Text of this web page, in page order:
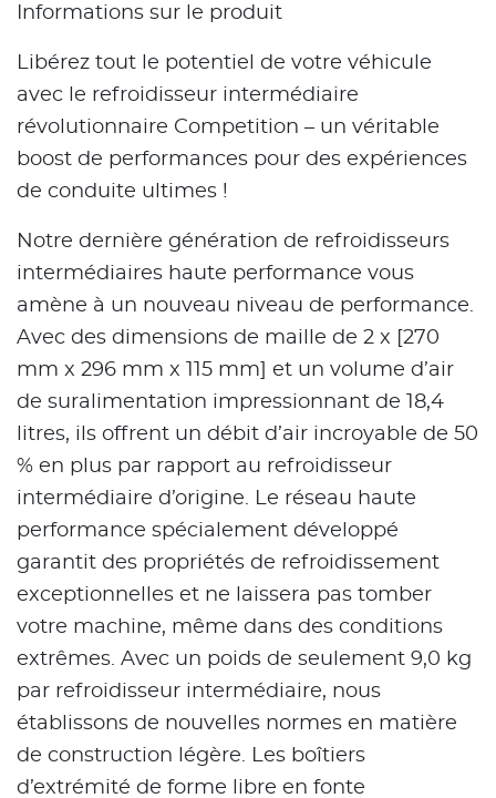
Informations sur le produit
Libérez tout le potentiel de votre véhicule
avec le refroidisseur intermédiaire
révolutionnaire Competition – un véritable
boost de performances pour des expériences
de conduite ultimes !
Notre dernière génération de refroidisseurs
intermédiaires haute performance vous
amène à un nouveau niveau de performance.
Avec des dimensions de maille de 2 x [270
mm x 296 mm x 115 mm] et un volume d’air
de suralimentation impressionnant de 18,4
litres, ils offrent un débit d’air incroyable de 50
% en plus par rapport au refroidisseur
intermédiaire d’origine. Le réseau haute
performance spécialement développé
garantit des propriétés de refroidissement
exceptionnelles et ne laissera pas tomber
votre machine, même dans des conditions
extrêmes. Avec un poids de seulement 9,0 kg
par refroidisseur intermédiaire, nous
établissons de nouvelles normes en matière
de construction légère. Les boîtiers
d’extrémité de forme libre en fonte